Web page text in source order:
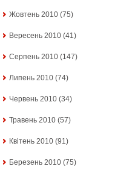
Жовтень 2010 (75)
Вересень 2010 (41)
Серпень 2010 (147)
Липень 2010 (74)
Червень 2010 (34)
Травень 2010 (57)
Квітень 2010 (91)
Березень 2010 (75)